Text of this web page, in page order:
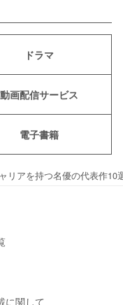
ドラマ
動画配信サービス
電子書籍
リアを持つ名優の代表作10
に関して